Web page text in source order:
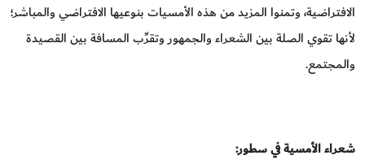
الافتراضية، وتمنوا المزيد من هذه الأمسيات بنوعيها الافتراضي والمباشر؛
لأنها تقوي الصلة بين الشعراء والجمهور وتقرِّب المسافة بين القصيدة
والمجتمع.
شعراء الأمسية في سطور: